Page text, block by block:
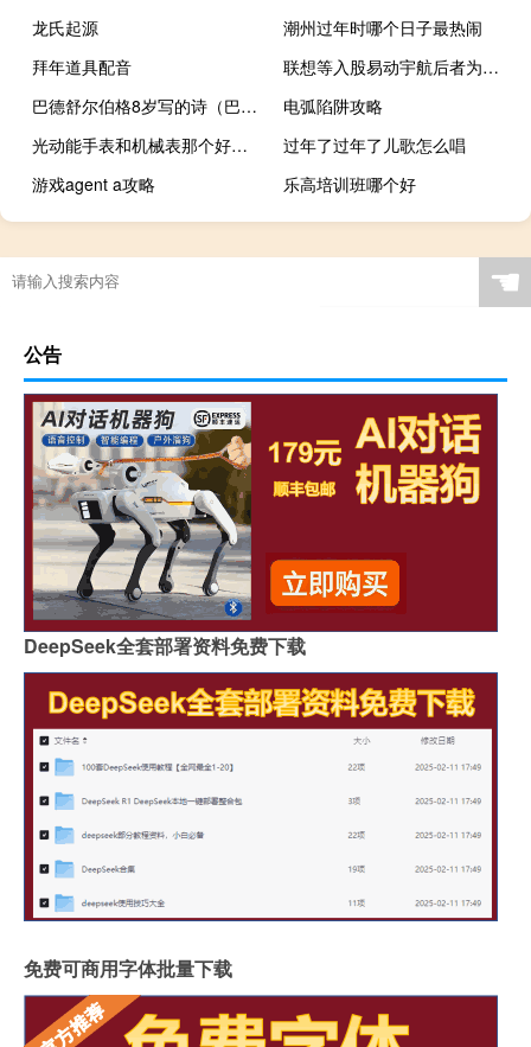
龙氏起源
潮州过年时哪个日子最热闹
拜年道具配音
联想等入股易动宇航后者为航天器推进系统研发商
巴德舒尔伯格8岁写的诗（巴德舒尔伯格）
电弧陷阱攻略
光动能手表和机械表那个好（光动能手表和机械表哪个好）
过年了过年了儿歌怎么唱
游戏agent a攻略
乐高培训班哪个好
☚
公告
DeepSeek全套部署资料免费下载
免费可商用字体批量下载